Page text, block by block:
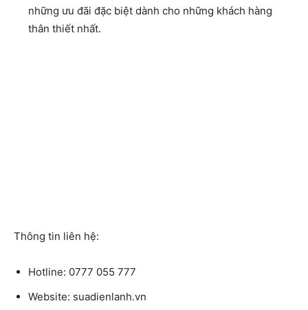
những ưu đãi đặc biệt dành cho những khách hàng
thân thiết nhất.
Thông tin liên hệ:
Hotline: 0777 055 777
Website: suadienlanh.vn